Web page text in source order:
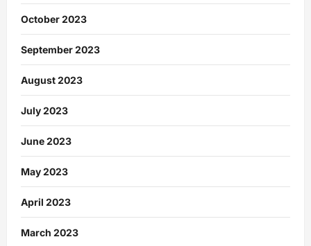
October 2023
September 2023
August 2023
July 2023
June 2023
May 2023
April 2023
March 2023